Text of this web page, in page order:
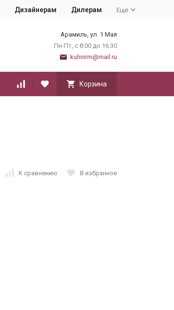
Дизайнерам Дилерам Ещё
Арамиль, ул. 1 Мая
Пн-Пт, с 8:00 до 16:30
kuhnirm@mail.ru
Корзина
К сравнению В избранное